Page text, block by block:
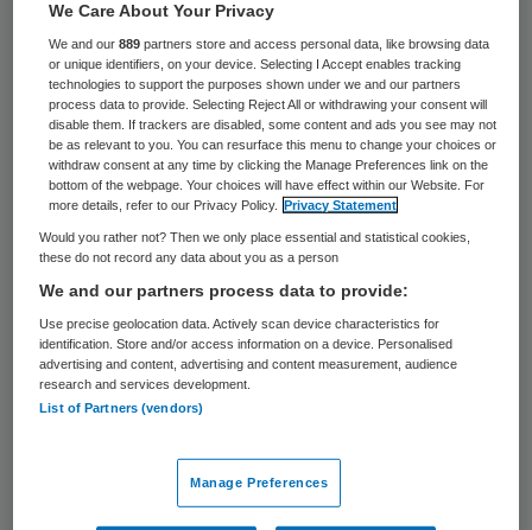
Patiënten mogen van het St Antonius hun
eigen mond-neusmasker dragen. Als ze zelf
geen masker bij zich hebben, krijgen ze er
één uitgereikt bij de balie van de polikliniek
c.q. afdeling. De verplichting tot het dragen
van mond-neusmaskers geldt voor iedereen
vanaf 12 jaar.
Grenzen
Het St. Antonius Ziekenhuis zegt de
schroeven. “Dat kan alleen als we dat op
veilige en verantwoorde manier
We Care About Your Privacy
We and our889 partners store and access personal data, like browsing data
or unique identifiers, on your device. Selecting I Accept enables tracking
technologies to support the purposes shown under we and our partners
process data to provide. Selecting Reject All or withdrawing your consent will
disable them. If trackers are disabled, some content and ads you see may not
be as relevant to you. You can resurface this menu to change your choices or
withdraw consent at any time by clicking the Manage Preferences link on the
bottom of the webpage. Your choices will have effect within our Website. For
more details, refer to our Privacy Policy.
Privacy Statement
Would you rather not? Then we only place essential and statistical cookies,
these do not record any data about you as a person
We and our partners process data to provide:
Use precise geolocation data. Actively scan device characteristics for
identification. Store and/or access information on a device. Personalised
advertising and content, advertising and content measurement, audience
research and services development.
List of Partners (vendors)
Manage Preferences